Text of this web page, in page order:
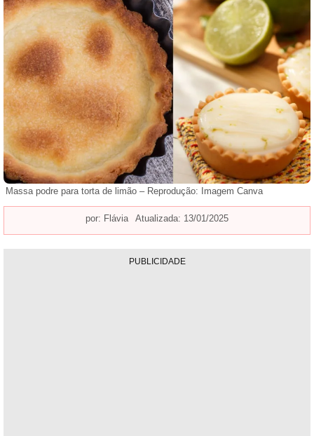
Massa podre para torta de limão – Reprodução: Imagem Canva
por: Flávia Atualizada: 13/01/2025
PUBLICIDADE